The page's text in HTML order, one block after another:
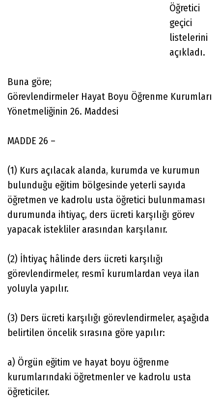
Öğretici
geçici
listelerini
açıkladı.
Buna göre;
Görevlendirmeler Hayat Boyu Öğrenme Kurumları
Yönetmeliğinin 26. Maddesi
MADDE 26 –
(1) Kurs açılacak alanda, kurumda ve kurumun
bulunduğu eğitim bölgesinde yeterli sayıda
öğretmen ve kadrolu usta öğretici bulunmaması
durumunda ihtiyaç, ders ücreti karşılığı görev
yapacak istekliler arasından karşılanır.
(2) İhtiyaç hâlinde ders ücreti karşılığı
görevlendirmeler, resmî kurumlardan veya ilan
yoluyla yapılır.
(3) Ders ücreti karşılığı görevlendirmeler, aşağıda
belirtilen öncelik sırasına göre yapılır:
a) Örgün eğitim ve hayat boyu öğrenme
kurumlarındaki öğretmenler ve kadrolu usta
öğreticiler.